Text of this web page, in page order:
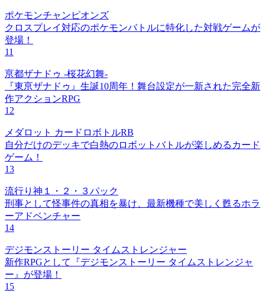
ポケモンチャンピオンズ
クロスプレイ対応のポケモンバトルに特化した対戦ゲームが
登場！
11
亰都ザナドゥ -桜花幻舞-
『東亰ザナドゥ』生誕10周年！舞台設定が一新された完全新
作アクションRPG
12
メダロット カードロボトルRB
自分だけのデッキで白熱のロボットバトルが楽しめるカード
ゲーム！
13
流行り神１・２・３パック
刑事として怪事件の真相を暴け、最新機種で美しく甦るホラ
ーアドベンチャー
14
デジモンストーリー タイムストレンジャー
新作RPGとして『デジモンストーリー タイムストレンジャ
ー』が登場！
15